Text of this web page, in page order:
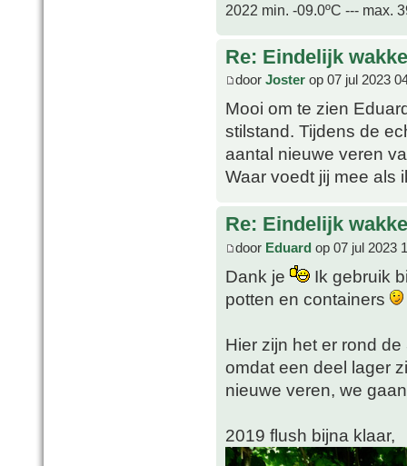
2022 min. -09.0ºC --- max.
Re: Eindelijk
door Joster op 07 jul 2023
Mooi om te zien
stilstand. Tijdens de
aantal nieuwe veren
Waar voedt jij mee als
Re: Eindelijk
door Eduard op 07 jul 2023
Dank je
Ik gebruik
potten en containers
Hier zijn het er rond
omdat een deel lager
nieuwe veren, we
2019 flush bijna klaar,